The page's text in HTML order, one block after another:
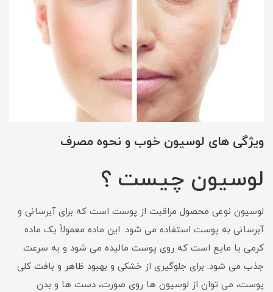
ویژگی های لوسیون خوب و نحوه مصرف
لوسیون چیست ؟
لوسیون نوعی محصول مراقبت از پوست است که برای آبرسانی و
آبرسانی به پوست استفاده می شود. این ماده معمولاً یک ماده
کرمی یا مایع است که روی پوست مالیده می شود و به سرعت
جذب می شود. برای جلوگیری از خشکی و بهبود ظاهر و بافت کلی
پوست، می توان از لوسیون ها روی صورت، دست ها و بدن